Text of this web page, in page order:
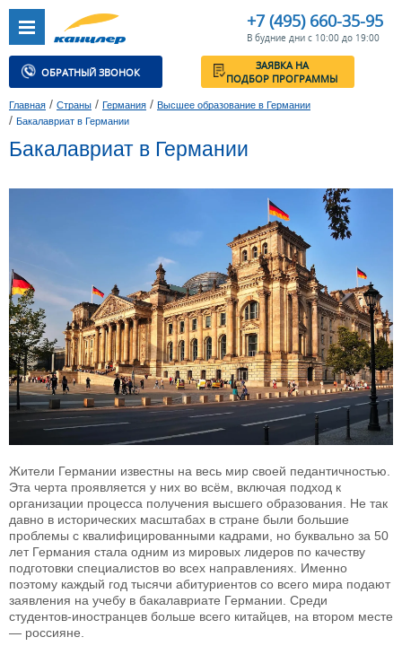
+7 (495) 660-35-95
В будние дни с 10:00 до 19:00
ОБРАТНЫЙ ЗВОНОК
ЗАЯВКА НА
ПОДБОР ПРОГРАММЫ
Главная / Страны / Германия / Высшее образование в Германии
/ Бакалавриат в Германии
Бакалавриат в Германии
Жители Германии известны на весь мир своей педантичностью.
Эта черта проявляется у них во всём, включая подход к
организации процесса получения высшего образования. Не так
давно в исторических масштабах в стране были большие
проблемы с квалифицированными кадрами, но буквально за 50
лет Германия стала одним из мировых лидеров по качеству
подготовки специалистов во всех направлениях. Именно
поэтому каждый год тысячи абитуриентов со всего мира подают
заявления на учебу в бакалавриате Германии. Среди
студентов-иностранцев больше всего китайцев, на втором месте
— россияне.